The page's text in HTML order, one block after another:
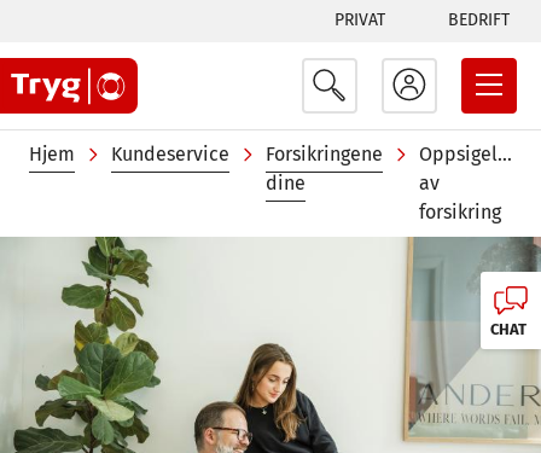
hovedinnhold
Tabs
menu
PRIVAT BEDRIFT
Navigasjonssti
Hjem Kundeservice
Forsikringene
dine
Oppsigelse
av
forsikring
CHAT